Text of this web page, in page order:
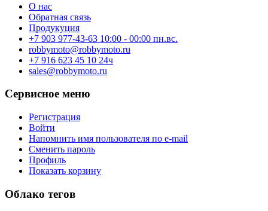
О нас
Обратная связь
Продукуция
+7 903 977-43-63 10:00 - 00:00 пн.вс.
robbymoto@robbymoto.ru
+7 916 623 45 10 24ч
sales@robbymoto.ru
Сервисное меню
Регистрация
Войти
Напомнить имя пользователя по e-mail
Сменить пароль
Профиль
Показать корзину
Облако тегов